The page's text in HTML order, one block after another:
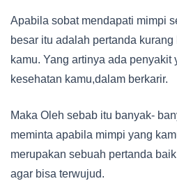
Apabila sobat mendapati mimpi
besar itu adalah pertanda
kamu. Yang artinya ada penyakit
kesehatan kamu,dalam berkarir.
Maka Oleh sebab itu banyak-
meminta apabila mimpi yang
merupakan sebuah pertanda
agar bisa terwujud.